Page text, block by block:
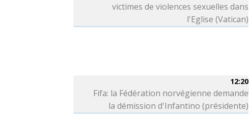
victimes de violences sexuelles dans
l'Eglise (Vatican)
12:20
Fifa: la Fédération norvégienne demande
la démission d'Infantino (présidente)